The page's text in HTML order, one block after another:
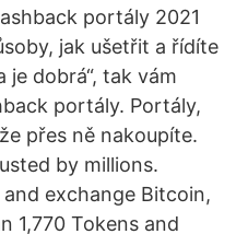
portály 2021
jak ušetřit a řídíte
je dobrá“, tak vám
portály. Portály,
přes ně nakoupíte.
by millions.
exchange Bitcoin,
1,770 Tokens and